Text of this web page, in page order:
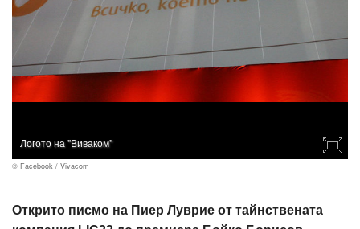
Логото на "Виваком"
© Facebook / Vivacom
Открито писмо на Пиер Луврие от тайнствената